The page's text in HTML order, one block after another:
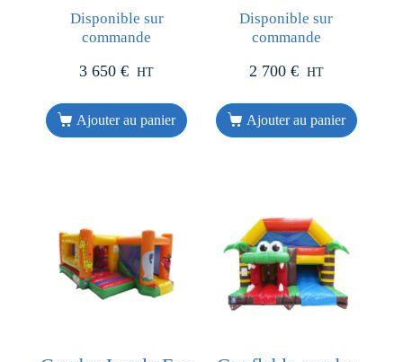
Disponible sur
commande
3 650€ HT
Ajouter au panier
Disponible sur
commande
2 700 € HT
Ajouter au panier